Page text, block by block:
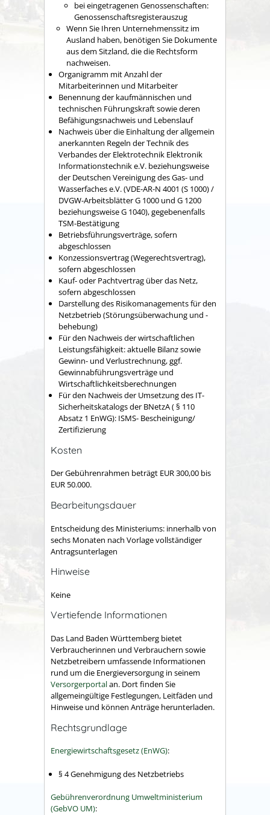
bei eingetragenen Genossenschaften:
Genossenschaftsregisterauszug
Wenn Sie Ihren Unternehmenssitz im
Ausland haben, benötigen Sie Dokumente
aus dem Sitzland, die die Rechtsform
nachweisen.
Organigramm mit Anzahl der
Mitarbeiterinnen und Mitarbeiter
Benennung der kaufmännischen und
technischen Führungskraft sowie deren
Befähigungsnachweis und Lebenslauf
Nachweis über die Einhaltung der allgemein
anerkannten Regeln der Technik des
Verbandes der Elektrotechnik Elektronik
Informationstechnik e.V. beziehungsweise
der Deutschen Vereinigung des Gas- und
Wasserfaches e.V. (VDE-AR-N 4001 (S 1000) /
DVGW-Arbeitsblätter G 1000 und G 1200
beziehungsweise G 1040), gegebenenfalls
TSM-Bestätigung
Betriebsführungsverträge, sofern
abgeschlossen
Konzessionsvertrag (Wegerechtsvertrag),
sofern abgeschlossen
Kauf- oder Pachtvertrag über das Netz,
sofern abgeschlossen
Darstellung des Risikomanagements für den
Netzbetrieb (Störungsüberwachung und -
behebung)
Für den Nachweis der wirtschaftlichen
Leistungsfähigkeit: aktuelle Bilanz sowie
Gewinn- und Verlustrechnung, ggf.
Gewinnabführungsverträge und
Wirtschaftlichkeitsberechnungen
Für den Nachweis der Umsetzung des IT-
Sicherheitskatalogs der BNetzA ( § 110
Absatz 1 EnWG): ISMS- Bescheinigung/
Zertifizierung
Kosten
Der Gebührenrahmen beträgt EUR 300,00 bis
EUR 50.000.
Bearbeitungsdauer
Entscheidung des Ministeriums: innerhalb von
sechs Monaten nach Vorlage vollständiger
Antragsunterlagen
Hinweise
Keine
Vertiefende Informationen
Das Land Baden Württemberg bietet
Verbraucherinnen und Verbrauchern sowie
Netzbetreibern umfassende Informationen
rund um die Energieversorgung in seinem
Versorgerportalan. Dort finden Sie
allgemeingültige Festlegungen, Leitfäden und
Hinweise und können Anträge herunterladen.
Rechtsgrundlage
Energiewirtschaftsgesetz (EnWG):
§ 4 Genehmigung des Netzbetriebs
Gebührenverordnung Umweltministerium
(GebVO UM):